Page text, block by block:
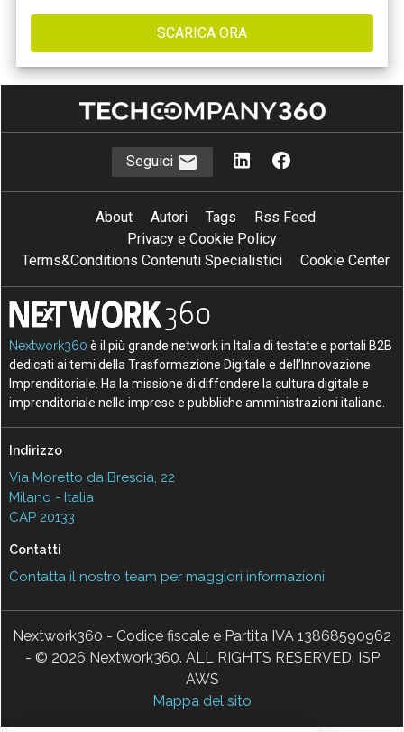
Seguici
About Autori Tags
Rss Feed
Privacy e Cookie Policy
Terms&Conditions Contenuti Specialistici
Cookie Center
Nextwork360 è il più grande network in Italia di testate e portali B2B
dedicati ai temi della Trasformazione Digitale e dell’Innovazione
Imprenditoriale. Ha la missione di diffondere la cultura digitale e
imprenditoriale nelle imprese e pubbliche amministrazioni italiane.
Indirizzo
Via Moretto da Brescia, 22
Milano - Italia
CAP 20133
Contatti
Contatta il nostro team per maggiori informazioni
Nextwork360 - Codice fiscale e Partita IVA 13868590962
- © 2026 Nextwork360. ALL RIGHTS RESERVED. ISP
AWS
Mappa del sito